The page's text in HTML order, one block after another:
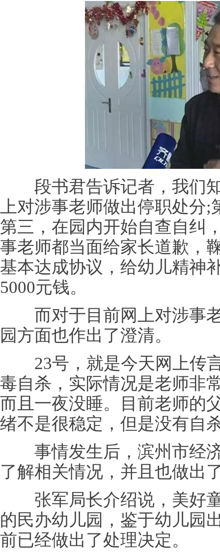
段书君告诉记者，我们知
上对涉事老师做出停职处分
第三，在园内开始自查自纠
事老师都当面给家长道歉，
基本达成协议，给幼儿精神
5000元钱。
而对于目前网上对涉事老
园方面也作出了澄清。
23号，就是今天网上传
毒自杀，实际情况是老师非
而且一夜没睡。目前老师的
绪不是很稳定，但是没有自
事情发生后，滨州市经济
了解相关情况，并且也做出
张军局长介绍说，美好童
的民办幼儿园，鉴于幼儿园
前已经做出了处理决定。